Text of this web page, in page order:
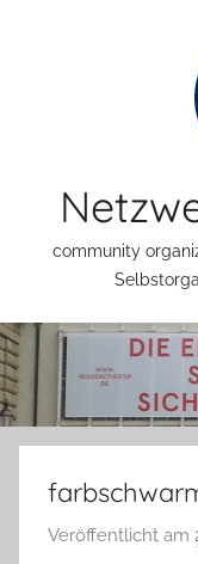
community
Veröffentlicht am